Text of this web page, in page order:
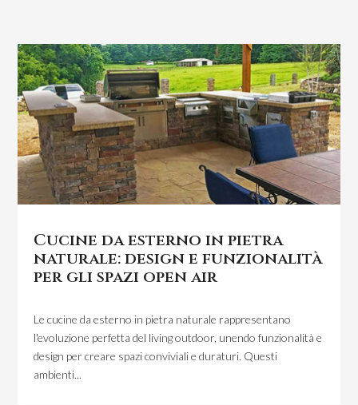
Cucine da esterno in pietra
naturale: design e funzionalità
per gli spazi open air
Le cucine da esterno in pietra naturale rappresentano
l'evoluzione perfetta del living outdoor, unendo funzionalità e
design per creare spazi conviviali e duraturi. Questi
ambienti...